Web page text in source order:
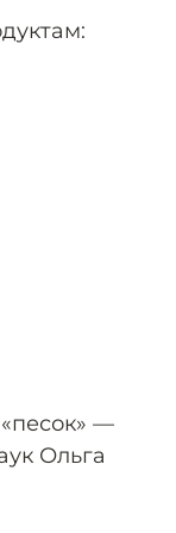
—
Ольга